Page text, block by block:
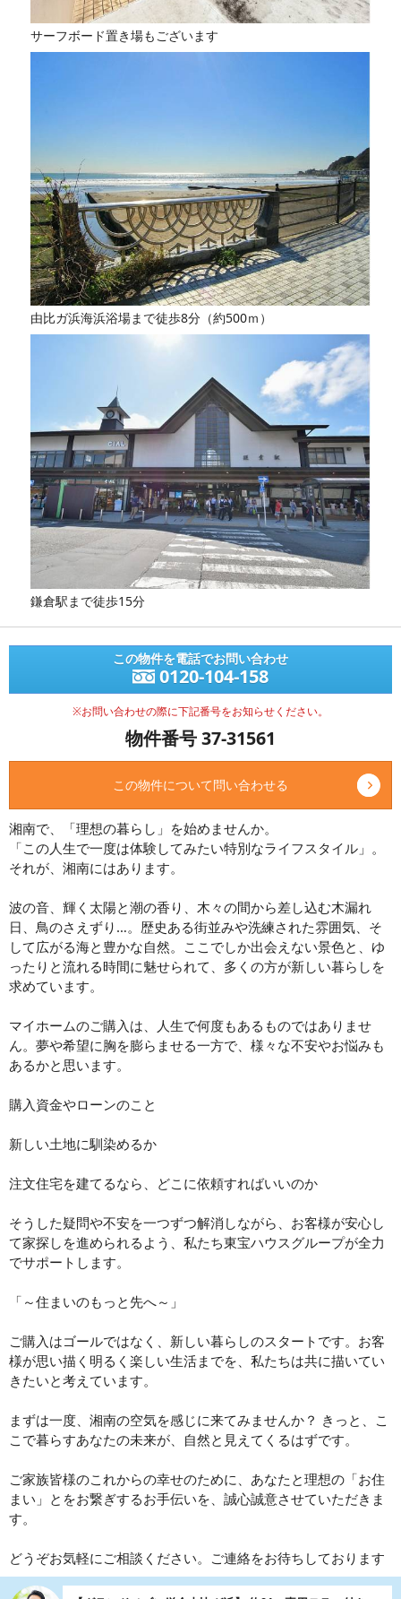
サーフボード置き場もございます
由比ガ浜海浜浴場まで徒歩8分（約500ｍ）
鎌倉駅まで徒歩15分
この物件を電話でお問い合わせ
0120-104-158
※お問い合わせの際に下記番号をお知らせください。
物件番号 37-31561
この物件について問い合わせる
湘南で、「理想の暮らし」を始めませんか。
「この人生で一度は体験してみたい特別なライフスタイル」。
それが、湘南にはあります。
波の音、輝く太陽と潮の香り、木々の間から差し込む木漏れ
日、鳥のさえずり…。歴史ある街並みや洗練された雰囲気、そ
して広がる海と豊かな自然。ここでしか出会えない景色と、ゆ
ったりと流れる時間に魅せられて、多くの方が新しい暮らしを
求めています。
マイホームのご購入は、人生で何度もあるものではありませ
ん。夢や希望に胸を膨らませる一方で、様々な不安やお悩みも
あるかと思います。
購入資金やローンのこと
新しい土地に馴染めるか
注文住宅を建てるなら、どこに依頼すればいいのか
そうした疑問や不安を一つずつ解消しながら、お客様が安心し
て家探しを進められるよう、私たち東宝ハウスグループが全力
でサポートします。
「～住まいのもっと先へ～」
ご購入はゴールではなく、新しい暮らしのスタートです。お客
様が思い描く明るく楽しい生活までを、私たちは共に描いてい
きたいと考えています。
まずは一度、湘南の空気を感じに来てみませんか？ きっと、こ
こで暮らすあなたの未来が、自然と見えてくるはずです。
ご家族皆様のこれからの幸せのために、あなたと理想の「お住
まい」とをお繋ぎするお手伝いを、誠心誠意させていただきま
す。
どうぞお気軽にご相談ください。ご連絡をお待ちしております